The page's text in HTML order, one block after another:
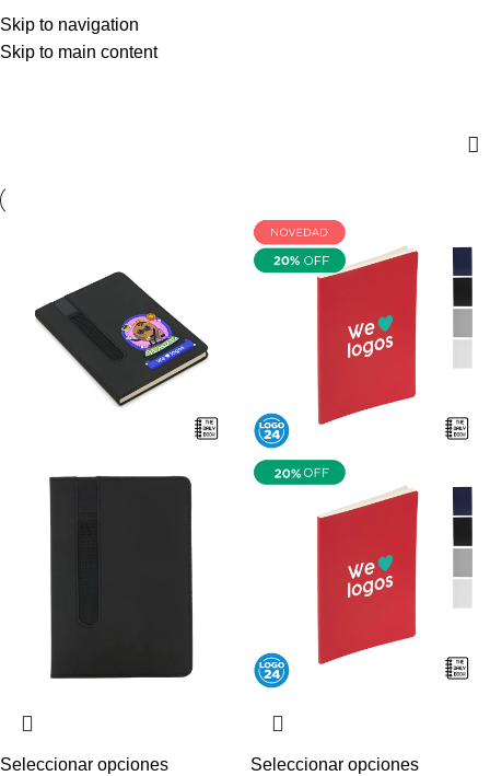
Skip to navigation
Skip to main content
Menú
Seleccionar opciones Seleccionar opciones